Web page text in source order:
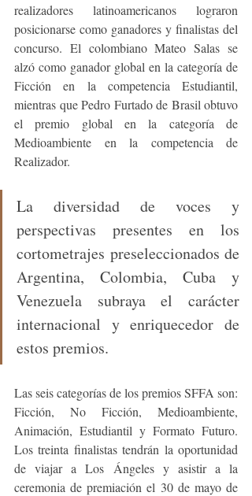
realizadores latinoamericanos lograron
posicionarse como ganadores y finalistas del
concurso. El colombiano Mateo Salas se
alzó como ganador global en la categoría de
Ficción en la competencia Estudiantil,
mientras que Pedro Furtado de Brasil obtuvo
el premio global en la categoría de
Medioambiente en la competencia de
Realizador.
La diversidad de voces y
perspectivas presentes en los
cortometrajes preseleccionados de
Argentina, Colombia, Cuba y
Venezuela subraya el carácter
internacional y enriquecedor de
estos premios.
Las seis categorías de los premios SFFA son:
Ficción, No Ficción, Medioambiente,
Animación, Estudiantil y Formato Futuro.
Los treinta finalistas tendrán la oportunidad
de viajar a Los Ángeles y asistir a la
ceremonia de premiación el 30 de mayo de